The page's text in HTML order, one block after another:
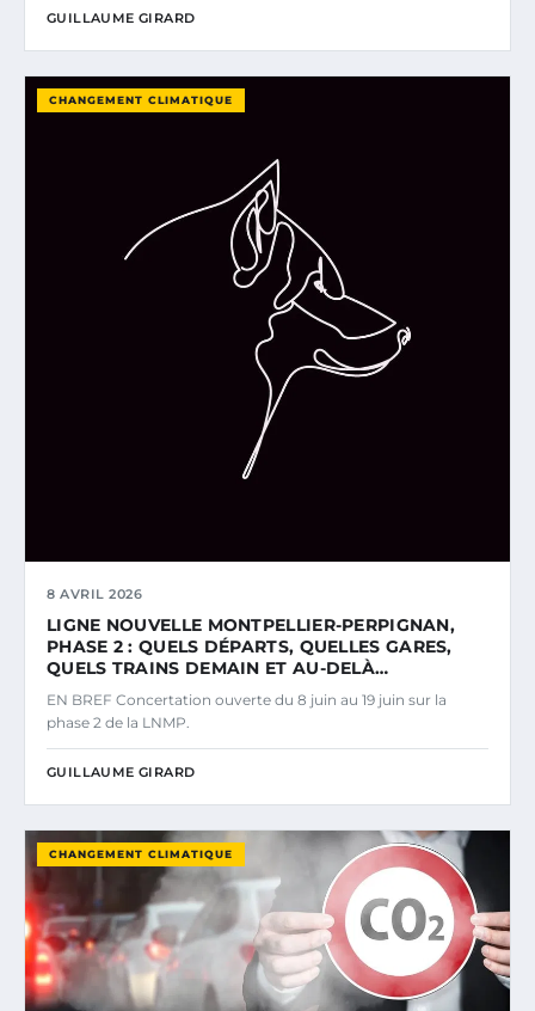
GUILLAUME GIRARD
CHANGEMENT CLIMATIQUE
8 AVRIL 2026
LIGNE NOUVELLE MONTPELLIER-PERPIGNAN,
PHASE 2 : QUELS DÉPARTS, QUELLES GARES,
QUELS TRAINS DEMAIN ET AU-DELÀ…
EN BREF Concertation ouverte du 8 juin au 19 juin sur la
phase 2 de la LNMP.
GUILLAUME GIRARD
CHANGEMENT CLIMATIQUE